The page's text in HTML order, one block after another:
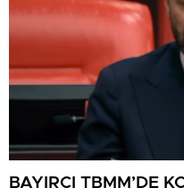
BAYIRCI TBMM’DE